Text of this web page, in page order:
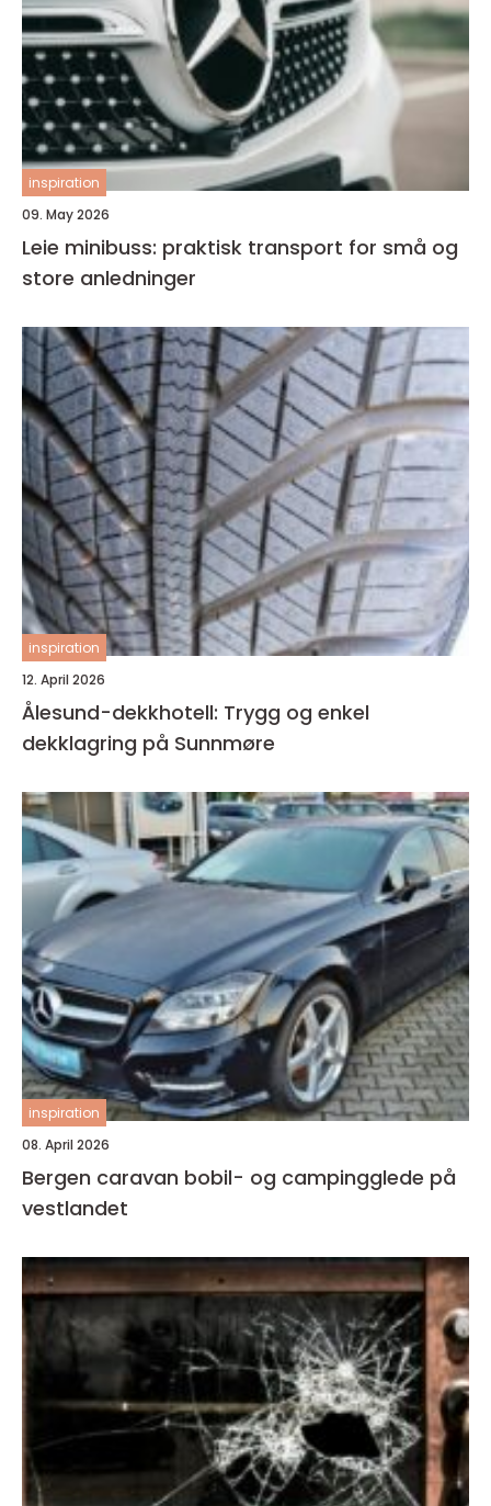
inspiration
09. May 2026
Leie minibuss: praktisk transport for små og
store anledninger
inspiration
12. April 2026
Ålesund-dekkhotell: Trygg og enkel
dekklagring på Sunnmøre
inspiration
08. April 2026
Bergen caravan bobil- og campingglede på
vestlandet